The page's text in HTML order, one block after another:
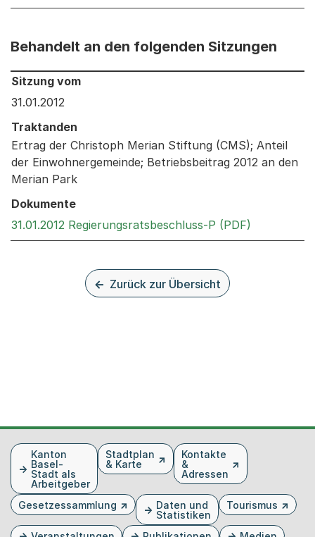
Behandelt an den folgenden Sitzungen
Behandelt an den folgenden Sitzungen: Informationen
Sitzung vom
31.01.2012
Traktanden
Ertrag der Christoph Merian Stiftung (CMS); Anteil
der Einwohnergemeinde; Betriebsbeitrag 2012 an den
Merian Park
Dokumente
31.01.2012 Regierungsratsbeschluss-P (PDF)
Zurück zur Übersicht
FusszeileKanton
Basel-
Stadt als
Arbeitgeber
Stadtplan
& Karte
Kontakte
&
Adressen
Gesetzessammlung
Daten und
Statistiken
Tourismus